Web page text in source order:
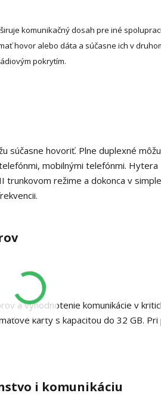
komunikačný dosah pre iné
hovor alebo dáta a súčasne ich v
pokrytím.
súčasne hovoriť. Plne duplexné môžu
mobilnými telefónmi. Hytera
trunkovom režime a dokonca v
a vyhodnotenie komunikácie v
karty s kapacitou do 32 GB. Pri
i komunikáciu